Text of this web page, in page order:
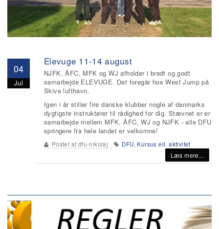
04
Jul
Elevuge 11-14 august
NJFK, ÅFC, MFK og WJ afholder i bredt og godt
samarbejde ELEVUGE. Det foregår hos West Jump på
Skive lufthavn.
Igen i år stiller fire danske klubber nogle af danmarks
dygtigste instruktører til rådighed for dig. Stævnet er er
samarbejde mellem MFK, ÅFC, WJ og NJFK - alle DFU
springere fra hele landet er velkomne!
Postet af dfu-nikolaj DFU, Kursus ell. aktivitet
Læs mere...